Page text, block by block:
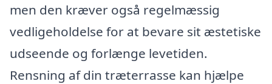
men den kræver også regelmæssig
vedligeholdelse for at bevare sit æstetiske
udseende og forlænge levetiden.
Rensning af din træterrasse kan hjælpe